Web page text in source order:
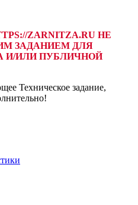
ZARNITZA.RU НЕ
ЗАДАНИЕМ ДЛЯ
И/ИЛИ ПУБЛИЧНОЙ
Техническое задание,